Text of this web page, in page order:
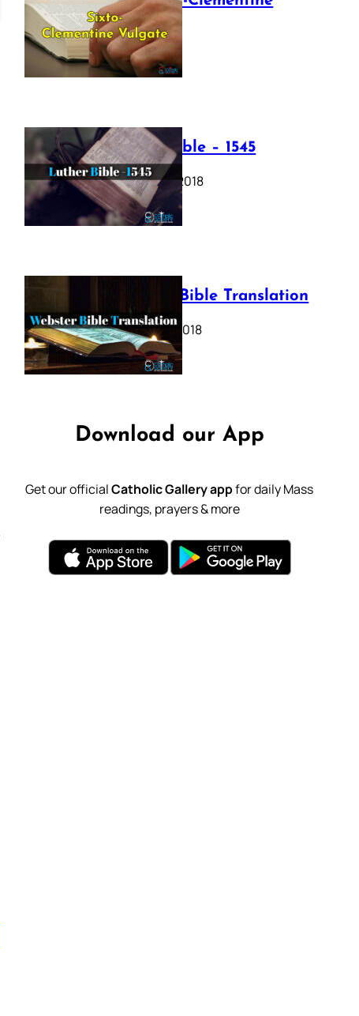
Vulgate
July 12, 2025
Luther Bible – 1545
October 17, 2018
Webster Bible Translation
October 11, 2018
Download our App
Get our officialCatholic Gallery appfor daily Mass
readings, prayers & more